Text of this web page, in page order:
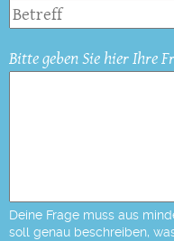
Bitte geben Sie hier Ihre
Deine Frage muss aus
soll genau beschreiben,